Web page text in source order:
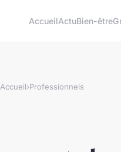
AccueilActuBien-être
Accueil›Professionnels